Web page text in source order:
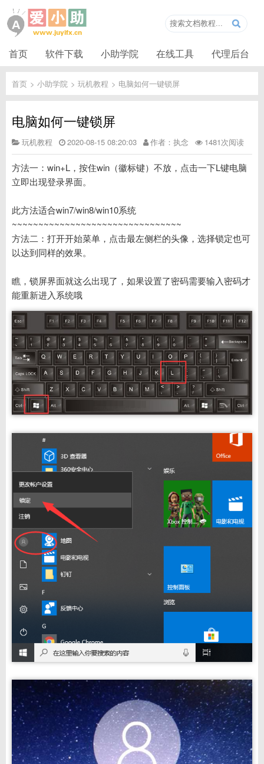
首页 软件下载 小助学院 在线工具 代理后台
首页 > 小助学院 > 玩机教程 > 电脑如何一键锁屏
电脑如何一键锁屏
玩机教程 2020-08-15 08:20:03 作者：执念 1481次阅读
方法一：win+L，按住win（徽标键）不放，点击一下L键电脑
立即出现登录界面。
此方法适合win7/win8/win10系统
~~~~~~~~~~~~~~~~~~~~~~~~~~~~~~~~
方法二：打开开始菜单，点击最左侧栏的头像，选择锁定也可
以达到同样的效果。
瞧，锁屏界面就这么出现了，如果设置了密码需要输入密码才
能重新进入系统哦